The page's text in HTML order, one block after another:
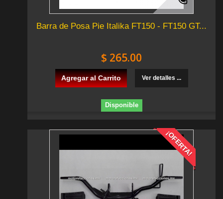
Barra de Posa Pie Italika FT150 - FT150 GT...
$ 265.00
Agregar al Carrito Ver detalles ...
Disponible
¡OFERTA!